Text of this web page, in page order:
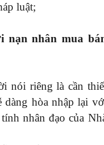
luật;
nạn nhân mua
nói riêng là cần
dàng hòa nhập lại
nhân đạo của